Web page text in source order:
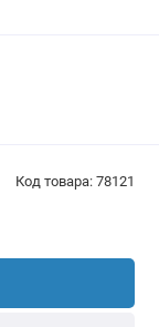
Код товара: 78121